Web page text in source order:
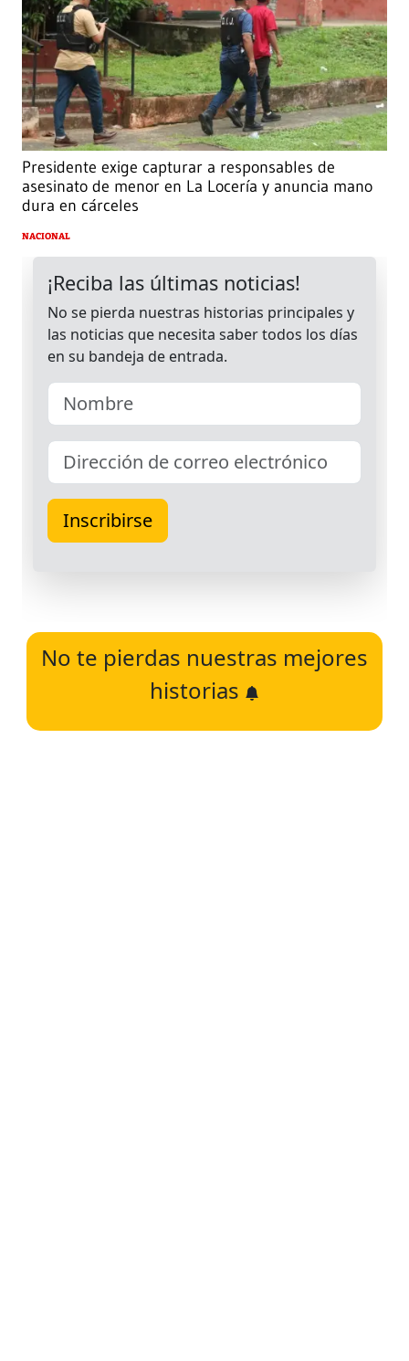
Presidente exige capturar a responsables de
asesinato de menor en La Locería y anuncia mano
dura en cárceles
NACIONAL
No te pierdas nuestras mejores
historias